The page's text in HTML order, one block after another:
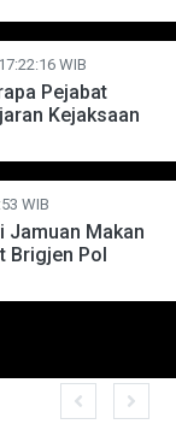
WIB
Pejabat
Kejaksaan
WIB
Jamuan Makan
Brigjen Pol